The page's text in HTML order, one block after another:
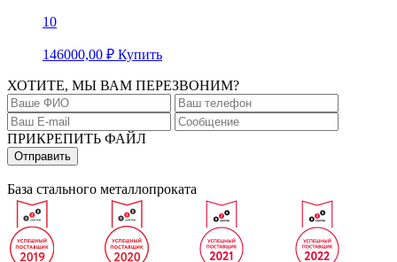
10
146000,00 ₽ Купить
ХОТИТЕ, МЫ ВАМ ПЕРЕЗВОНИМ?
ПРИКРЕПИТЬ ФАЙЛ
База стального металлопроката